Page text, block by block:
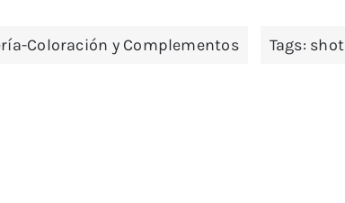
Coloración y Complementos Tags: shot